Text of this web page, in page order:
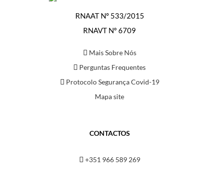
RNAAT Nº 533/2015
RNAVT Nº 6709
Mais Sobre Nós
Perguntas Frequentes
Protocolo Segurança Covid-19
Mapa site
CONTACTOS
+351 966 589 269